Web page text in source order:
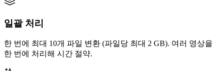
일괄 처리
한 번에 최대 10개 파일 변환 (파일당 최대 2 GB). 여러 영상을
한 번에 처리해 시간 절약.